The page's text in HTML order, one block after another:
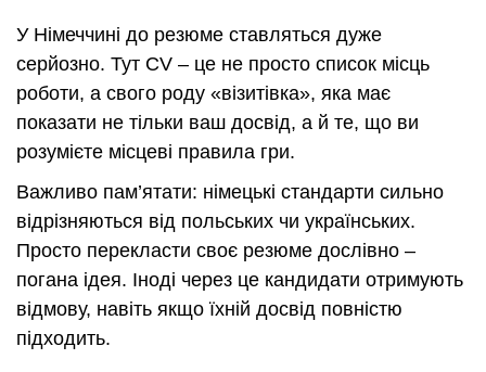
У Німеччині до резюме ставляться дуже
серйозно. Тут CV – це не просто список місць
роботи, а свого роду «візитівка», яка має
показати не тільки ваш досвід, а й те, що ви
розумієте місцеві правила гри.
Важливо пам’ятати: німецькі стандарти сильно
відрізняються від польських чи українських.
Просто перекласти своє резюме дослівно –
погана ідея. Іноді через це кандидати отримують
відмову, навіть якщо їхній досвід повністю
підходить.